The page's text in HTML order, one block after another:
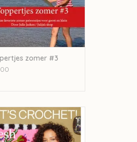
zomer #3
Laine Let's crochet 2!
AAN WINKELWAGEN